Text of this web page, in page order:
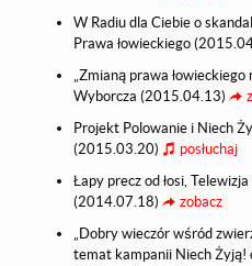
W Radiu dla Ciebie o
Prawa łowieckiego
„Zmianą prawa
Wyborcza (2015.04.13)
Projekt Polowanie i Niech
(2015.03.20)
posłuchaj
Łapy precz od łosi,
(2014.07.18)
zobacz
„Dobry wieczór wśród
temat kampanii Niech Żyją!